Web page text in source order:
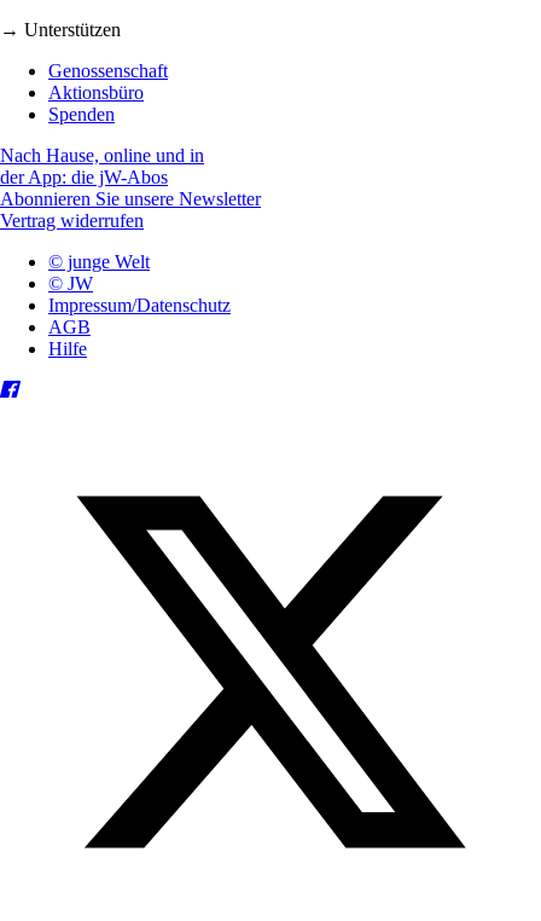
→ Unterstützen
Genossenschaft
Aktionsbüro
Spenden
Nach Hause, online und in
der App: die jW-Abos
Abonnieren Sie unsere Newsletter
Vertrag widerrufen
© junge Welt
© JW
Impressum/Datenschutz
AGB
Hilfe